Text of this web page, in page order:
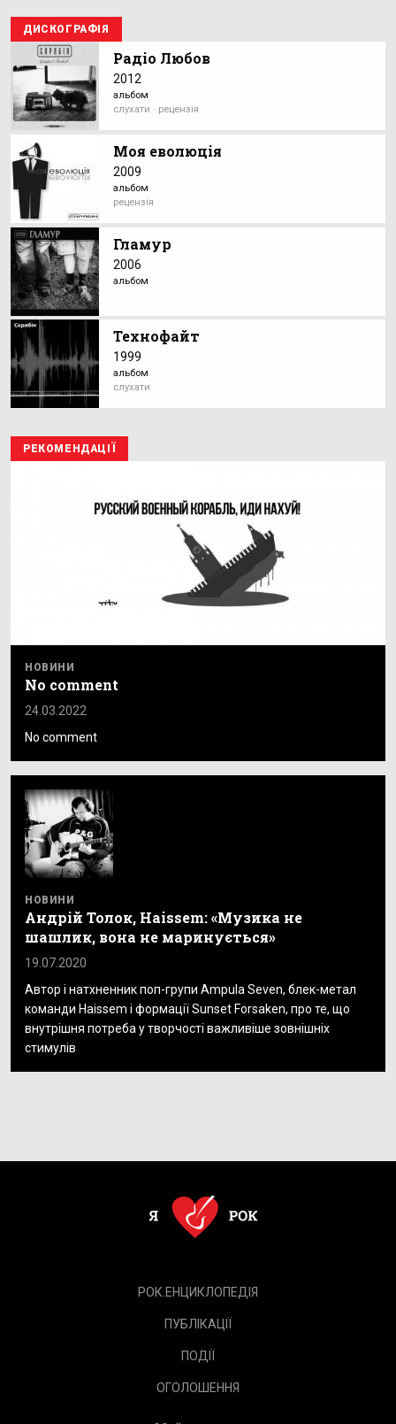
ДИСКОГРАФІЯ
Радіо Любов
2012
альбом
слухати · рецензія
Моя еволюція
2009
альбом
рецензія
Гламур
2006
альбом
Технофайт
1999
альбом
слухати
РЕКОМЕНДАЦІЇ
НОВИНИ
No comment
24.03.2022
No comment
НОВИНИ
Андрій Толок, Haissem: «Музика не
шашлик, вона не маринується»
19.07.2020
Автор і натхненник поп-групи Ampula Seven, блек-метал
команди Haissem і формації Sunset Forsaken, про те, що
внутрішня потреба у творчості важливіше зовнішніх
стимулів
РОК.ЕНЦИКЛОПЕДІЯ
ПУБЛІКАЦІЇ
ПОДІЇ
ОГОЛОШЕННЯ